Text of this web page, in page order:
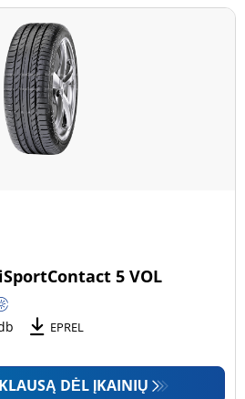
5 VOL
EPREL
DĖL ĮKAINIŲ